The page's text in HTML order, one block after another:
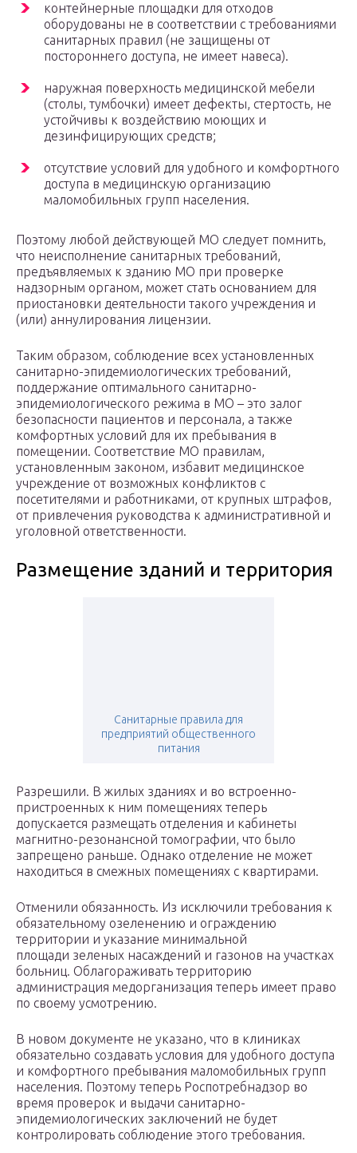
контейнерные площадки для отходов
оборудованы не в соответствии с требованиями
санитарных правил (не защищены от
постороннего доступа, не имеет навеса).
наружная поверхность медицинской мебели
(столы, тумбочки) имеет дефекты, стертость, не
устойчивы к воздействию моющих и
дезинфицирующих средств;
отсутствие условий для удобного и комфортного
доступа в медицинскую организацию
маломобильных групп населения.
Поэтому любой действующей МО следует помнить,
что неисполнение санитарных требований,
предъявляемых к зданию МО при проверке
надзорным органом, может стать основанием для
приостановки деятельности такого учреждения и
(или) аннулирования лицензии.
Таким образом, соблюдение всех установленных
санитарно-эпидемиологических требований,
поддержание оптимального санитарно-
эпидемиологического режима в МО – это залог
безопасности пациентов и персонала, а также
комфортных условий для их пребывания в
помещении. Соответствие МО правилам,
установленным законом, избавит медицинское
учреждение от возможных конфликтов с
посетителями и работниками, от крупных штрафов,
от привлечения руководства к административной и
уголовной ответственности.
Размещение зданий и территория
Санитарные правила для
предприятий общественного
питания
Разрешили. В жилых зданиях и во встроенно-
пристроенных к ним помещениях теперь
допускается размещать отделения и кабинеты
магнитно-резонансной томографии, что было
запрещено раньше. Однако отделение не может
находиться в смежных помещениях с квартирами.
Отменили обязанность. Из исключили требования к
обязательному озеленению и ограждению
территории и указание минимальной
площади зеленых насаждений и газонов на участках
больниц. Облагораживать территорию
администрация медорганизация теперь имеет право
по своему усмотрению.
В новом документе не указано, что в клиниках
обязательно создавать условия для удобного доступа
и комфортного пребывания маломобильных групп
населения. Поэтому теперь Роспотребнадзор во
время проверок и выдачи санитарно-
эпидемиологических заключений не будет
контролировать соблюдение этого требования.